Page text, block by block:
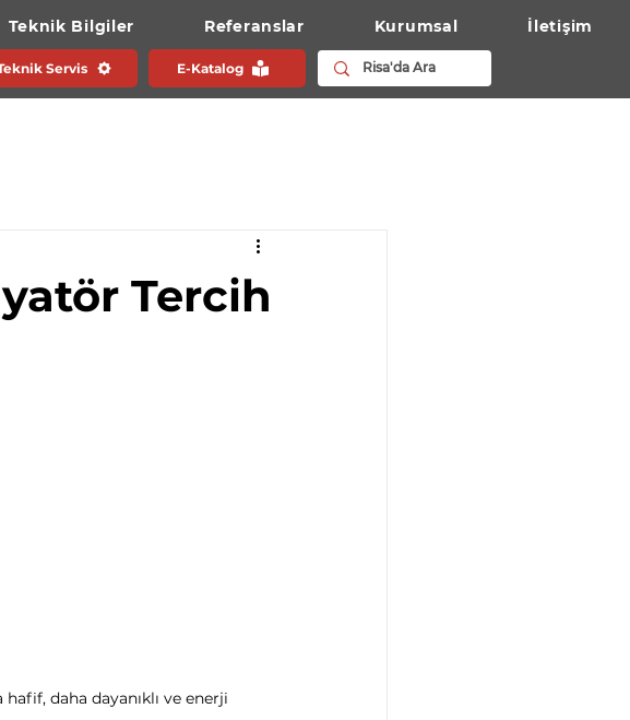
Teknik Bilgiler Referanslar Kurumsal İletişim
E-Katalog
Servis
Tercih
daha dayanıklı ve enerji